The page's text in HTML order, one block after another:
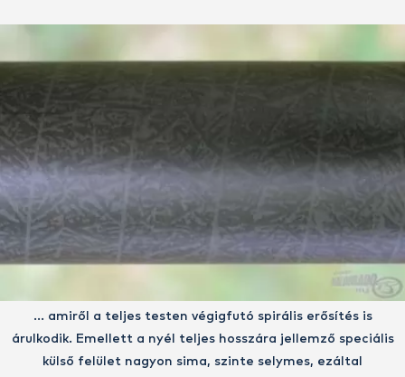
… amiről a teljes testen végigfutó spirális erősítés is
árulkodik. Emellett a nyél teljes hosszára jellemző speciális
külső felület nagyon sima, szinte selymes, ezáltal